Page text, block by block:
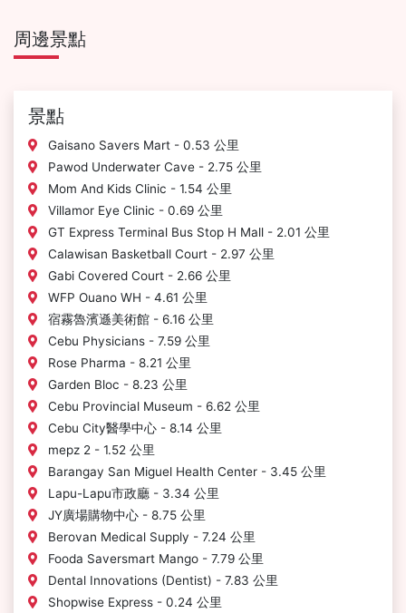
周邊景點
景點
Gaisano Savers Mart - 0.53 公里
Pawod Underwater Cave - 2.75 公里
Mom And Kids Clinic - 1.54 公里
Villamor Eye Clinic - 0.69 公里
GT Express Terminal Bus Stop H Mall - 2.01 公里
Calawisan Basketball Court - 2.97 公里
Gabi Covered Court - 2.66 公里
WFP Ouano WH - 4.61 公里
宿霧魯濱遜美術館 - 6.16 公里
Cebu Physicians - 7.59 公里
Rose Pharma - 8.21 公里
Garden Bloc - 8.23 公里
Cebu Provincial Museum - 6.62 公里
Cebu City醫學中心 - 8.14 公里
mepz 2 - 1.52 公里
Barangay San Miguel Health Center - 3.45 公里
Lapu-Lapu市政廳 - 3.34 公里
JY廣場購物中心 - 8.75 公里
Berovan Medical Supply - 7.24 公里
Fooda Saversmart Mango - 7.79 公里
Dental Innovations (Dentist) - 7.83 公里
Shopwise Express - 0.24 公里